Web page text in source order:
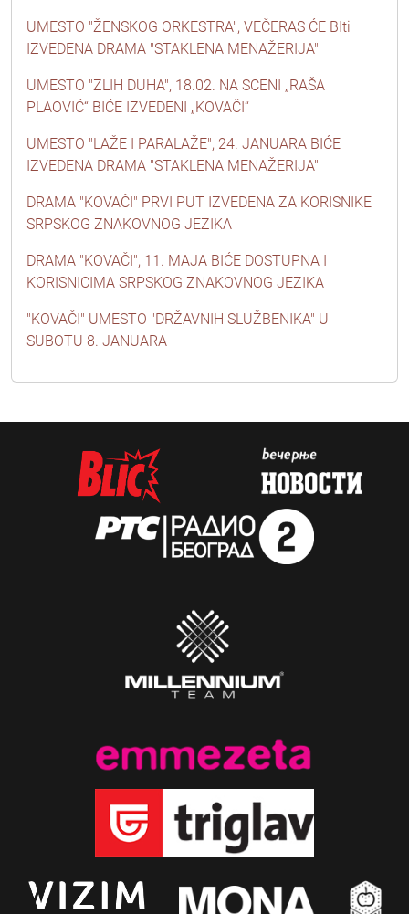
UMESTO "ŽENSKOG ORKESTRA", VEČERAS ĆE BIti
IZVEDENA DRAMA "STAKLENA MENAŽERIJA"
UMESTO "ZLIH DUHA", 18.02. NA SCENI „RAŠA
PLAOVIĆ“ BIĆE IZVEDENI „KOVAČI“
UMESTO "LAŽE I PARALAŽE", 24. JANUARA BIĆE
IZVEDENA DRAMA "STAKLENA MENAŽERIJA"
DRAMA "KOVAČI" PRVI PUT IZVEDENA ZA KORISNIKE
SRPSKOG ZNAKOVNOG JEZIKA
DRAMA "KOVAČI", 11. MAJA BIĆE DOSTUPNA I
KORISNICIMA SRPSKOG ZNAKOVNOG JEZIKA
"KOVAČI" UMESTO "DRŽAVNIH SLUŽBENIKA" U
SUBOTU 8. JANUARA